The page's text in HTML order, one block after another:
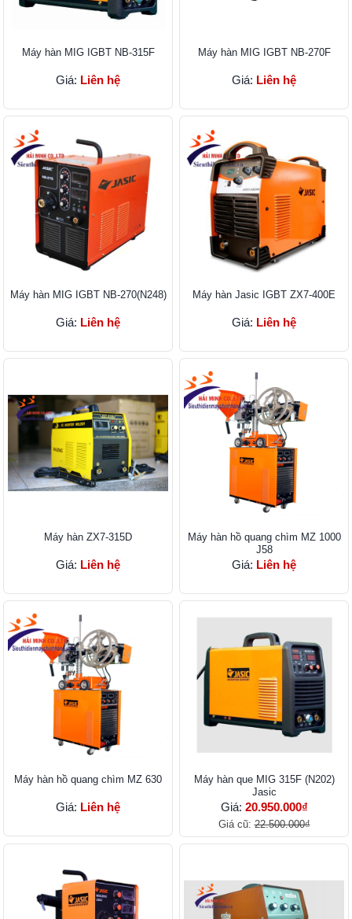
Máy hàn MIG IGBT NB-315F
Giá: Liên hệ
Máy hàn MIG IGBT NB-270F
Giá: Liên hệ
Máy hàn MIG IGBT NB-270(N248)
Giá: Liên hệ
Máy hàn Jasic IGBT ZX7-400E
Giá: Liên hệ
Máy hàn ZX7-315D
Giá: Liên hệ
Máy hàn hồ quang chìm MZ 1000
J58
Giá: Liên hệ
Máy hàn hồ quang chìm MZ 630
Giá: Liên hệ
Máy hàn que MIG 315F (N202)
Jasic
Giá: 20.950.000₫
Giá cũ:22.500.000₫